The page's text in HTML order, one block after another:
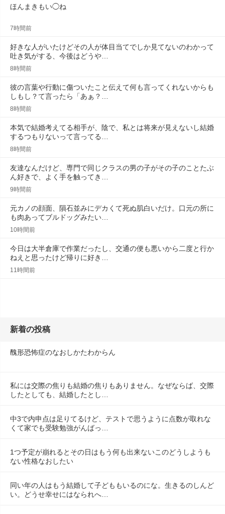
ほんまきもい◯ね
7時間前
好きな人がいたけどその人が体目当てでしか見てないのわかって
吐き気がする、今後はどうや…
8時間前
彼の言葉や行動に傷ついたこと伝えて何も言ってくれないからも
しもし？て言ったら「あぁ？…
8時間前
本気で結婚考えてる相手が、陰で、私とは将来が見えないし結婚
するつもりないって言ってる…
8時間前
友達なんだけど、専門で同じクラスの男の子がその子のことたぶ
ん好きで、よく手を触ってき…
9時間前
元カノの顔面、隕石並みにデカくて死ぬ肌白いだけ。口元の所に
も肉あってブルドッグみたい…
10時間前
今日は大半倉庫で作業だったし、交通の便も悪いから二度と行か
ねえと思ったけど帰りに好き…
11時間前
新着の投稿
醜形恐怖症のなおしかたわからん
私には交際の焦りも結婚の焦りもありません。なぜならば、交際
したとしても、結婚したとし…
中3で内申点は足りてるけど、テストで思うように点数が取れな
くて家でも受験勉強がんばっ…
1つ予定が崩れるとその日はもう何も出来ないこのどうしようも
ない性格なおしたい
同い年の人はもう結婚して子どももいるのにな。生きるのしんど
い。どうせ幸せにはなられへ…